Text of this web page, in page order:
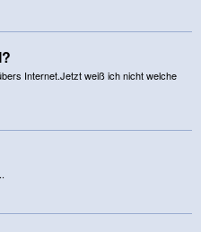
Internet.Jetzt weiß ich nicht welche